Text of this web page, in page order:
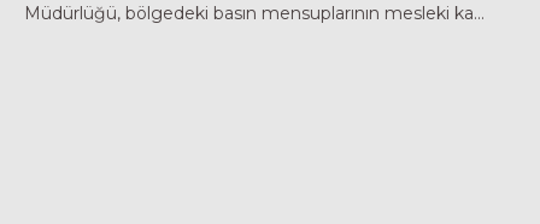
Müdürlüğü, bölgedeki basın mensuplarının mesleki ka...